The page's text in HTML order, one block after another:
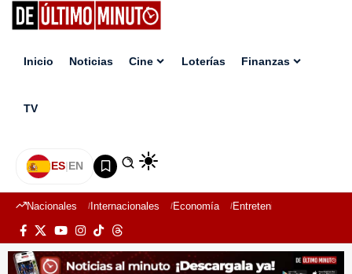
Inicio Noticias Cine Loterías Finanzas
TV
ES|EN
Nacionales Internacionales Economía Entretenimiento